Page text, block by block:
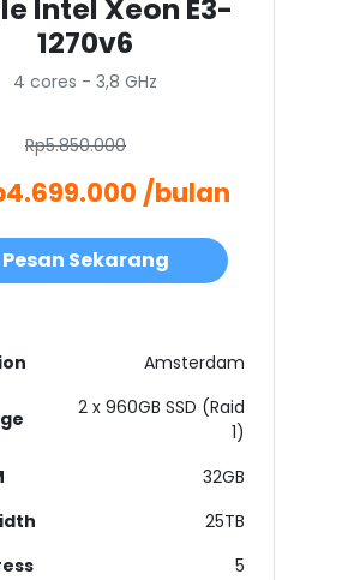
Intel Xeon E3-
1270v6
4 cores - 3,8 GHz
Rp5.850.000
/bulan
Pesan Sekarang
Amsterdam
2 x 960GB SSD (Raid
1)
32GB
25TB
5